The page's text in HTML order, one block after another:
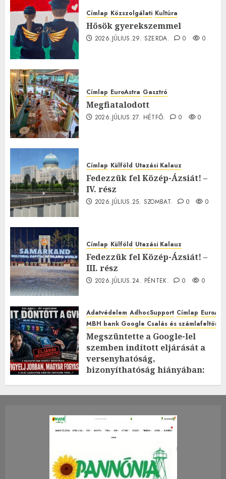
Címlap Közszolgálati Kultúra
Hősök gyerekszemmel
2026.JÚLIUS.29. SZERDA. 0 0
Címlap EuroAstra Gasztró
Megfiatalodott
2026.JÚLIUS.27. HÉTFŐ. 0 0
Címlap Külföld Utazási Kalauz
Fedezzük fel Közép-Ázsiát! –
IV. rész
2026.JÚLIUS.25. SZOMBAT. 0 0
Címlap Külföld Utazási Kalauz
Fedezzük fel Közép-Ázsiát! –
III. rész
2026.JÚLIUS.24. PÉNTEK. 0 0
Adatvédelem AdhocSupport Címlap
MBH bank Google Csalás és
Megszüntette a Google-lel
szemben indított eljárását a
versenyhatóság,
bizonyíthatóság hiányában:
2026.JÚLIUS.23. CSÜTÖRTÖK.
0